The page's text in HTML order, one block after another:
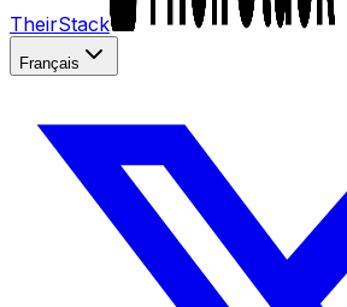
TheirStack
Français